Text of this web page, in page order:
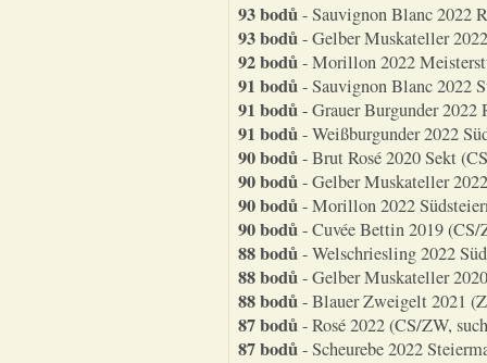
93 bodů- Sauvignon Blanc 2022
93 bodů- Gelber Muskateller
92 bodů- Morillon 2022
91 bodů- Sauvignon Blanc 2022
91 bodů- Grauer Burgunder 2022
91 bodů- Weißburgunder 2022
90 bodů- Brut Rosé 2020 Sekt
90 bodů- Gelber Muskateller
90 bodů- Morillon 2022
90 bodů- Cuvée Bettin 2019 (CS/
88 bodů- Welschriesling 2022
88 bodů- Gelber Muskateller
88 bodů- Blauer Zweigelt 2021
87 bodů- Rosé 2022 (CS/ZW,
87 bodů- Scheurebe 2022